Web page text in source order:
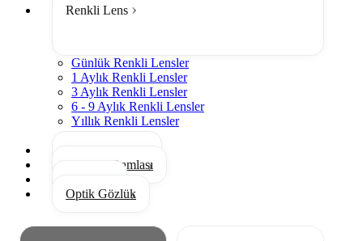
Renkli Lens
Günlük Renkli Lensler
1 Aylık Renkli Lensler
3 Aylık Renkli Lensler
6 - 9 Aylık Renkli Lensler
Yıllık Renkli Lensler
Gözyaşı Damlası
Optik Gözlük